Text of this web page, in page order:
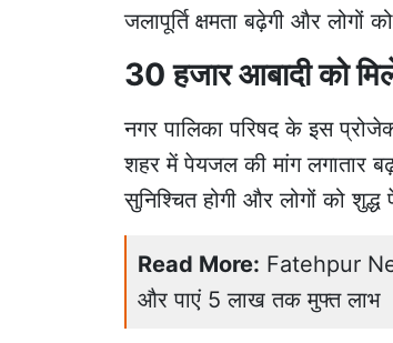
जलापूर्ति क्षमता बढ़ेगी और लोगों
30 हजार आबादी को
नगर पालिका परिषद के इस
शहर में पेयजल की मांग लगातार बढ़
सुनिश्चित होगी और लोगों को
Read More: Fatehpur
और पाएं 5 लाख तक मुफ्त लाभ